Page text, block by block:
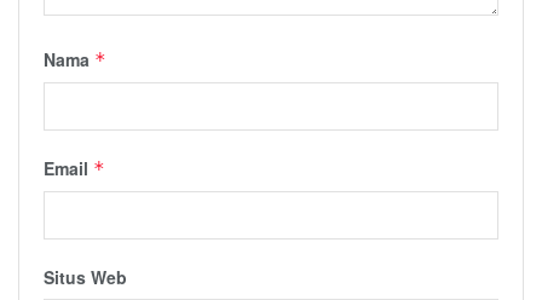
Nama *
Email *
Situs Web